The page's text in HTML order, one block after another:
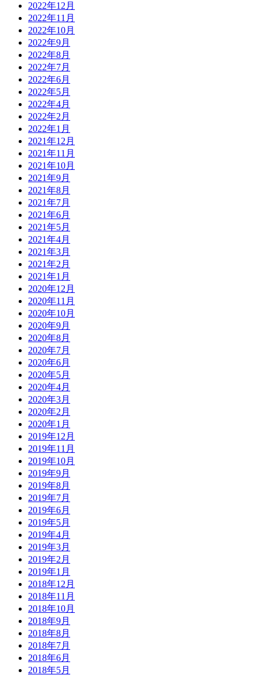
2022年12月
2022年11月
2022年10月
2022年9月
2022年8月
2022年7月
2022年6月
2022年5月
2022年4月
2022年2月
2022年1月
2021年12月
2021年11月
2021年10月
2021年9月
2021年8月
2021年7月
2021年6月
2021年5月
2021年4月
2021年3月
2021年2月
2021年1月
2020年12月
2020年11月
2020年10月
2020年9月
2020年8月
2020年7月
2020年6月
2020年5月
2020年4月
2020年3月
2020年2月
2020年1月
2019年12月
2019年11月
2019年10月
2019年9月
2019年8月
2019年7月
2019年6月
2019年5月
2019年4月
2019年3月
2019年2月
2019年1月
2018年12月
2018年11月
2018年10月
2018年9月
2018年8月
2018年7月
2018年6月
2018年5月